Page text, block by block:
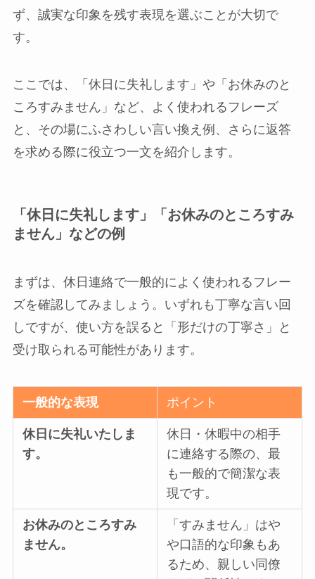
ず、誠実な印象を残す表現を選ぶことが大切で
す。
ここでは、「休日に失礼します」や「お休みのと
ころすみません」など、よく使われるフレーズ
と、その場にふさわしい言い換え例、さらに返答
を求める際に役立つ一文を紹介します。
「休日に失礼します」「お休みのところすみ
ません」などの例
まずは、休日連絡で一般的によく使われるフレー
ズを確認してみましょう。いずれも丁寧な言い回
しですが、使い方を誤ると「形だけの丁寧さ」と
受け取られる可能性があります。
一般的な表現 ポイント
休日に失礼いたしま
す。
休日・休暇中の相手
に連絡する際の、最
も一般的で簡潔な表
現です。
お休みのところすみ
ません。
「すみません」はや
や口語的な印象もあ
るため、親しい同僚